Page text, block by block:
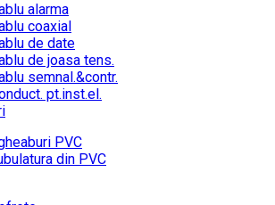
alarma
coaxial
de date
de joasa tens.
semnal.&contr.
pt.inst.el.
PVC
din PVC